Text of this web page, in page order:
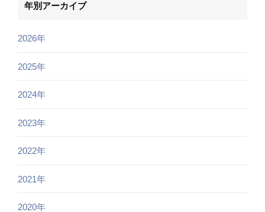
年別アーカイブ
2026年
2025年
2024年
2023年
2022年
2021年
2020年